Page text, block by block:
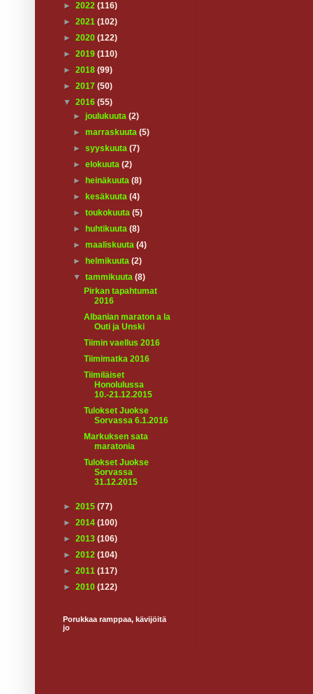
► 2022 (116)
► 2021 (102)
► 2020 (122)
► 2019 (110)
► 2018 (99)
► 2017 (50)
▼ 2016 (55)
►joulukuuta(2)
►marraskuuta(5)
►syyskuuta(7)
►elokuuta(2)
►
heinäkuuta(8)
►
kesäkuuta(4)
►toukokuuta(5)
►
huhtikuuta(8)
►maaliskuuta(4)
►
helmikuuta(2)
▼tammikuuta(8)
Pirkan tapahtumat
2016
Albanian maraton a la
Outi ja Unski
Tiimin vaellus 2016
Tiimimatka 2016
Tiimiläiset
Honolulussa
10.-21.12.2015
Tulokset Juokse
Sorvassa 6.1.2016
Markuksen sata
maratonia
Tulokset Juokse
Sorvassa
31.12.2015
► 2015 (77)
► 2014 (100)
► 2013 (106)
► 2012 (104)
► 2011 (117)
► 2010 (122)
Porukkaa ramppaa, kävijöitä
jo